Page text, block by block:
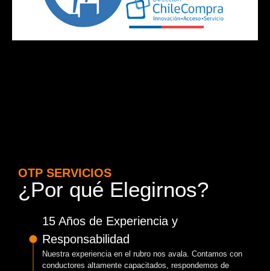
OTP SERVICIOS
¿Por qué Elegirnos?
15 Años de Experiencia y
Responsabilidad
Nuestra experiencia en el rubro nos avala. Contamos con
conductores altamente capacitados, respondemos de